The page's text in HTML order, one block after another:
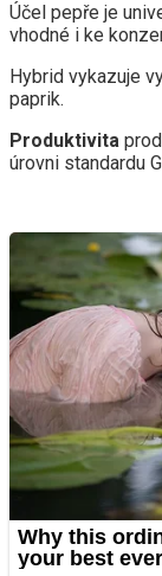
Účel pepře je
vhodné i ke
Hybrid vykazuje
paprik.
Produktivita
úrovni standardu